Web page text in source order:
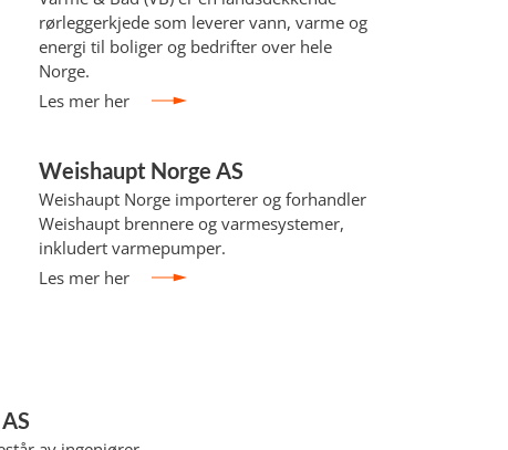
rørleggerkjede som leverer vann, varme og
energi til boliger og bedrifter over hele
Norge.
Les mer her
Weishaupt Norge AS
Weishaupt Norge importerer og forhandler
Weishaupt brennere og varmesystemer,
inkludert varmepumper.
Les mer her